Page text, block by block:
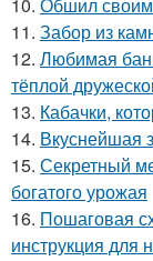
10. Обшил
11. Забор из
12. Любимая
тёплой
13. Кабачки,
14. Вкуснейшая
15. Секретный
богатого урожая
16. Пошаговая
инструкция для